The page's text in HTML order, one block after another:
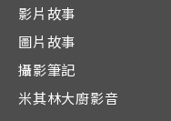
影片故事
圖片故事
攝影筆記
米其林大廚影音